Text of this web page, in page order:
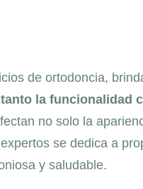
de ortodoncia,
la funcionalidad
no solo la
se dedica a
y saludable.